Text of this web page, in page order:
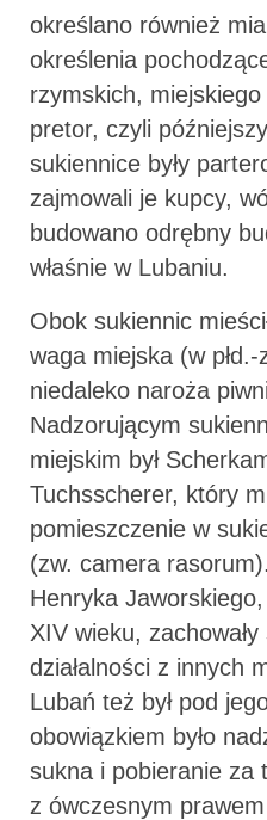
określano również
określenia
rzymskich,
pretor, czyli
sukiennice były
zajmowali je kupcy,
budowano odrębny
właśnie w Lubaniu.
Obok sukiennic
waga miejska (w
niedaleko naroża
Nadzorującym
miejskim był
Tuchsscherer, który
pomieszczenie w
(zw. camera
Henryka
XIV wieku,
działalności z innych
Lubań też był pod
obowiązkiem było
sukna i pobieranie za
z ówczesnym